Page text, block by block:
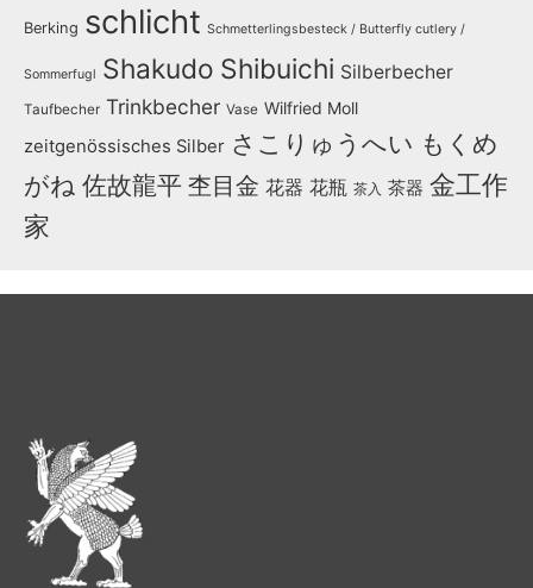
Berking schlicht Schmetterlingsbesteck / Butterfly cutlery /
Sommerfugl Shakudo Shibuichi Silberbecher
Taufbecher Trinkbecher Vase Wilfried Moll
zeitgenössisches Silber さこりゅうへい もくめ
がね 佐故龍平 杢目金 花器 花瓶 茶入 茶器 金工作
家